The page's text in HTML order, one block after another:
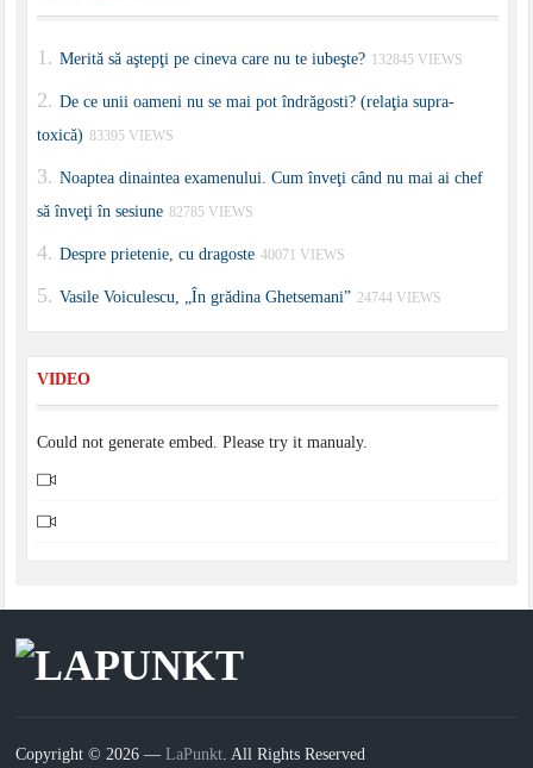
Merită să aştepţi pe cineva care nu te iubeşte? 132845 VIEWS
De ce unii oameni nu se mai pot îndrăgosti? (relaţia supra-
toxică) 83395 VIEWS
Noaptea dinaintea examenului. Cum înveţi când nu mai ai chef
să înveţi în sesiune 82785 VIEWS
Despre prietenie, cu dragoste 40071 VIEWS
Vasile Voiculescu, „În grădina Ghetsemani” 24744 VIEWS
VIDEO
Could not generate embed. Please try it manualy.
Copyright © 2026 —LaPunkt . All Rights Reserved